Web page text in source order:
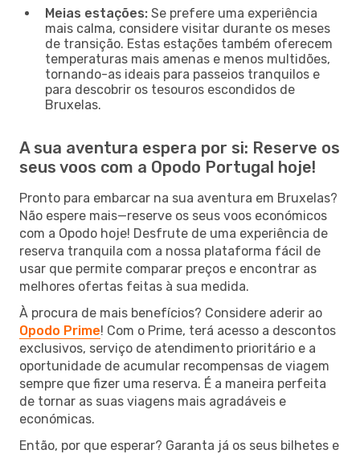
Meias estações: Se prefere uma experiência
mais calma, considere visitar durante os meses
de transição. Estas estações também oferecem
temperaturas mais amenas e menos multidões,
tornando-as ideais para passeios tranquilos e
para descobrir os tesouros escondidos de
Bruxelas.
A sua aventura espera por si: Reserve os
seus voos com a Opodo Portugal hoje!
Pronto para embarcar na sua aventura em Bruxelas?
Não espere mais—reserve os seus voos económicos
com a Opodo hoje! Desfrute de uma experiência de
reserva tranquila com a nossa plataforma fácil de
usar que permite comparar preços e encontrar as
melhores ofertas feitas à sua medida.
À procura de mais benefícios? Considere aderir ao
Opodo Prime! Com o Prime, terá acesso a descontos
exclusivos, serviço de atendimento prioritário e a
oportunidade de acumular recompensas de viagem
sempre que fizer uma reserva. É a maneira perfeita
de tornar as suas viagens mais agradáveis e
económicas.
Então, por que esperar? Garanta já os seus bilhetes e